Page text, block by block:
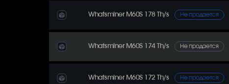
Whatsminer M60S 178 Th/s Не продается
Whatsminer M60S 174 Th/s Не продается
Whatsminer M60S 172 Th/s Не продается